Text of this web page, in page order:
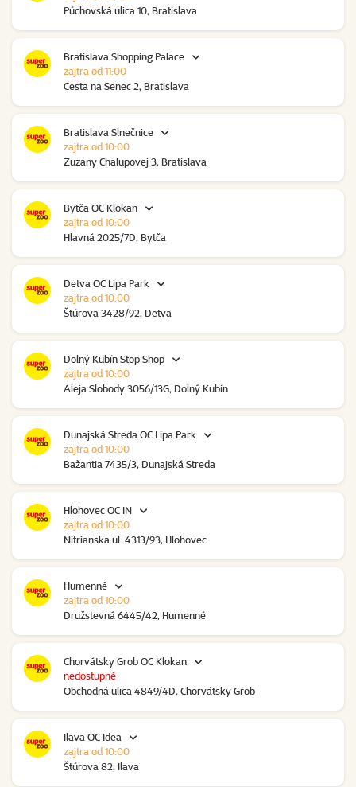
Púchovská ulica 10, Bratislava
Bratislava Shopping Palace
Cesta na Senec 2, Bratislava
zajtra od 11:00
Bratislava Slnečnice
Zuzany Chalupovej 3, Bratislava
zajtra od 10:00
Bytča OC Klokan
Hlavná 2025/7D, Bytča
zajtra od 10:00
Detva OC Lipa Park
Štúrova 3428/92, Detva
zajtra od 10:00
Dolný Kubín Stop Shop
Aleja Slobody 3056/13G, Dolný Kubín
zajtra od 10:00
Dunajská Streda OC Lipa Park
Bažantia 7435/3, Dunajská Streda
zajtra od 10:00
Hlohovec OC IN
Nitrianska ul. 4313/93, Hlohovec
zajtra od 10:00
Humenné
Družstevná 6445/42, Humenné
zajtra od 10:00
Chorvátsky Grob OC Klokan
Obchodná ulica 4849/4D, Chorvátsky Grob
nedostupné
Ilava OC Idea
Štúrova 82, Ilava
zajtra od 10:00